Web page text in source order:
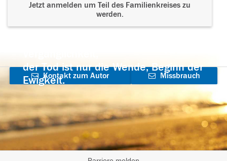
Jetzt anmelden um Teil des Familienkreises zu
werden.
der Tod ist nur die Wende, Beginn der
Ewigkeit.
Kontakt zum Autor
aufnehmen
Missbrauch